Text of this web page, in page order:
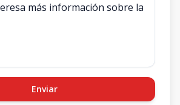
Enviar